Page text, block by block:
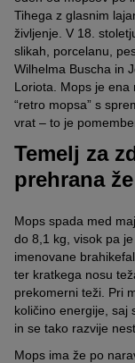
Tihega z glasnim
življenje. V 18.
slikah, porcelanu,
Wilhelma Buscha in
Loriota. Mops je ena
“retro mopsa” s
vrat – to je
Temelj za
prehrana
Mops spada med
do 8,1 kg, visok pa
imenovane
ter kratkega nosu
prekomerni teži. Pri
količino energije, saj
in se tako razvije
Mops ima že po